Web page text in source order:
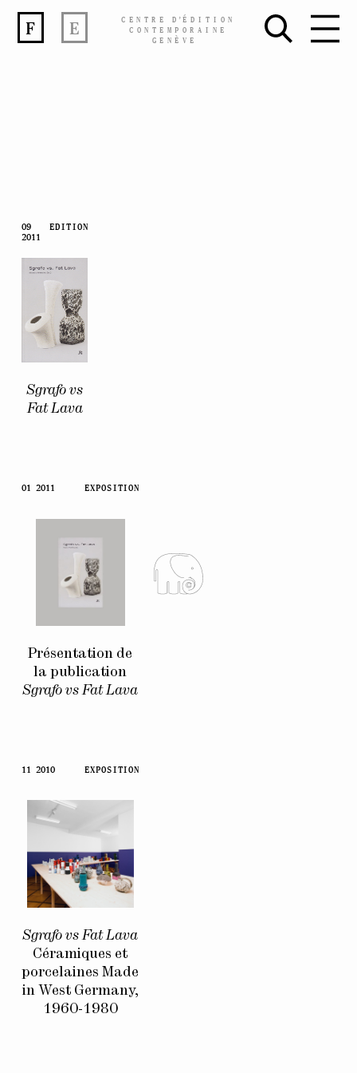
Skip
content
CENTRE D’ÉDITION
CONTEMPORAINE
GENÈVE
09
2011
EDITION
Sgrafo vs
Fat Lava
01 2011 EXPOSITION
Présentation de
la publication
Sgrafo vs Fat Lava
11 2010 EXPOSITION
Sgrafo vs Fat Lava
Céramiques et
porcelaines Made
in West Germany,
1960-1980
F E